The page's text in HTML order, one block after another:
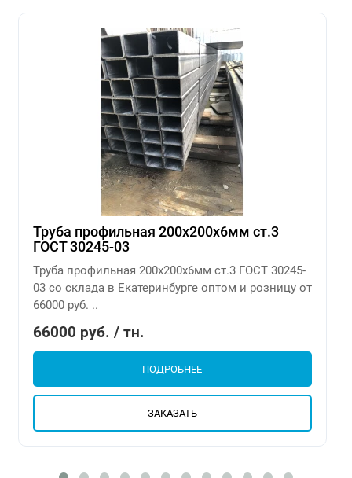
Труба профильная 200х200х6мм ст.3
ГОСТ 30245-03
Труба профильная 200х200х6мм ст.3 ГОСТ 30245-
03 со склада в Екатеринбурге оптом и розницу от
66000 руб. ..
66000 руб. / тн.
ПОДРОБНЕЕ
ЗАКАЗАТЬ